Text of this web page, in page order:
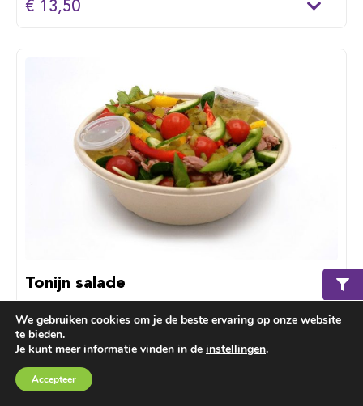
€ 13,50
Tonijn salade
zonnebloempitten, croutons, slasaus.
€ 12,75
We gebruiken cookies om je de beste ervaring op onze website
te bieden.
Je kunt meer informatie vinden in de instellingen.
Accepteer